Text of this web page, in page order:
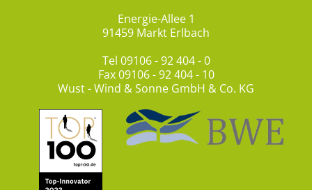
Energie-Allee 1
91459 Markt Erlbach
Tel 09106 - 92 404 - 0
Fax 09106 - 92 404 - 10
Wust - Wind & Sonne GmbH & Co. KG